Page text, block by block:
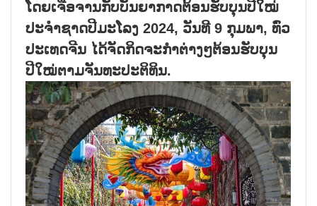
ໂດຍເຈືອຈານກັບບັນຍາກາດຕ້ອນຮັບບຸນປີໃໝ່
ປະຈຳຊາດປີມະໂລງ 2024, ວັນທີ 9 ກຸມພາ, ທົ່ວ
ປະເທດຈີນ ໄດ້ຈັດກິດຈະກຳຕ່າງໆຕ້ອນຮັບບຸນ
ປີໃໝ່ຕາມຈັນທະປະຕິທິນ.